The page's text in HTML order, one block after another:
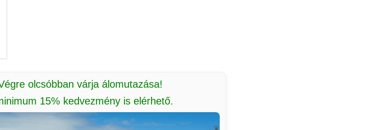
olcsóbban várja álomutazása!
15% kedvezmény is elérhető.